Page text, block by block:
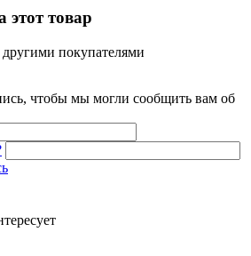
этот товар
покупателями
чтобы мы могли сообщить вам об